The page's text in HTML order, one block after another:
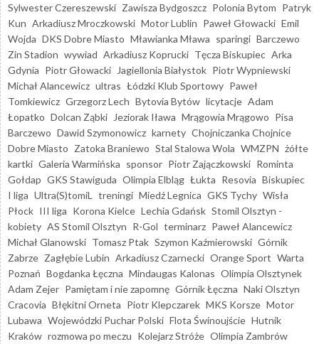
Sylwester Czereszewski Zawisza Bydgoszcz Polonia Bytom Patryk
Kun Arkadiusz Mroczkowski Motor Lublin Paweł Głowacki Emil
Wojda DKS Dobre Miasto Mławianka Mława sparingi Barczewo
Zin Stadion wywiad Arkadiusz Koprucki Tęcza Biskupiec Arka
Gdynia Piotr Głowacki Jagiellonia Białystok Piotr Wypniewski
Michał Alancewicz ultras Łódzki Klub Sportowy Paweł
Tomkiewicz Grzegorz Lech Bytovia Bytów licytacje Adam
Łopatko Dolcan Ząbki Jeziorak Iława Mrągowia Mrągowo Pisa
Barczewo Dawid Szymonowicz karnety Chojniczanka Chojnice
Dobre Miasto Zatoka Braniewo Stal Stalowa Wola WMZPN żółte
kartki Galeria Warmińska sponsor Piotr Zajączkowski Rominta
Gołdap GKS Stawiguda Olimpia Elbląg Łukta Resovia Biskupiec
I liga Ultra(S)tomiL treningi Miedź Legnica GKS Tychy Wisła
Płock III liga Korona Kielce Lechia Gdańsk Stomil Olsztyn -
kobiety AS Stomil Olsztyn R-Gol terminarz Paweł Alancewicz
Michał Glanowski Tomasz Ptak Szymon Kaźmierowski Górnik
Zabrze Zagłębie Lubin Arkadiusz Czarnecki Orange Sport Warta
Poznań Bogdanka Łęczna Mindaugas Kalonas Olimpia Olsztynek
Adam Zejer Pamiętam i nie zapomnę Górnik Łęczna Naki Olsztyn
Cracovia Błękitni Orneta Piotr Klepczarek MKS Korsze Motor
Lubawa Wojewódzki Puchar Polski Flota Świnoujście Hutnik
Kraków rozmowa po meczu Kolejarz Stróże Olimpia Zambrów